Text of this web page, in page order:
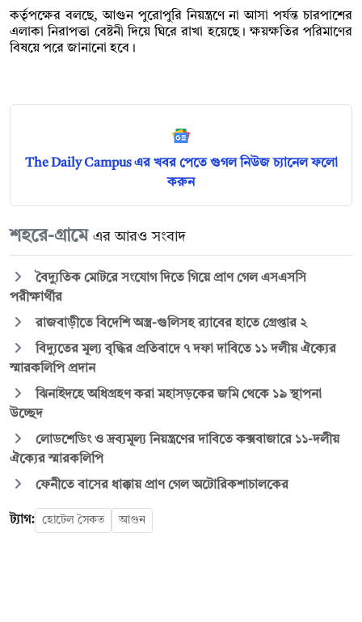
কর্তৃপক্ষের বলছে, আগুন পুরোপুরি নিয়ন্ত্রণে না আসা পর্যন্ত চারপাশের
এলাকা নিরাপত্তা বেষ্টনী দিয়ে ঘিরে রাখা হয়েছে। ক্ষয়ক্ষতির পরিমাণের
বিষয়ে পরে জানানো হবে।
The Daily Campus এর খবর পেতে গুগল নিউজ চ্যানেল ফলো
করুন
শহরে-গ্রামে এর আরও সংবাদ
বৈদ্যুতিক মোটরে সংযোগ দিতে গিয়ে প্রাণ গেল এসএসসি
পরীক্ষার্থীর
রাজবাড়ীতে বিদেশি অস্ত্র-গুলিসহ র‍্যাবের হাতে গ্রেপ্তার ২
বিদ্যুতের মূল্য বৃদ্ধির প্রতিবাদে ৭ দফা দাবিতে ১১ দলীয় ঐক্যের
স্মারকলিপি প্রদান
ঝিনাইদহে অধিগ্রহণ করা মহাসড়কের জমি থেকে ১৯ স্থাপনা
উচ্ছেদ
লোডশেডিং ও দ্রব্যমূল্য নিয়ন্ত্রণের দাবিতে কক্সবাজারে ১১-দলীয়
ঐক্যের স্মারকলিপি
ফেনীতে বাসের ধাক্কায় প্রাণ গেল অটোরিকশাচালকের
ট্যাগ: হোটেল সৈকত আগুন